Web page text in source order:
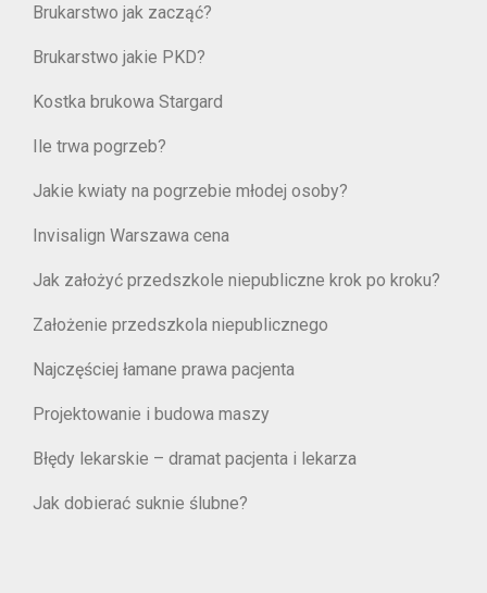
Brukarstwo jak zacząć?
Brukarstwo jakie PKD?
Kostka brukowa Stargard
Ile trwa pogrzeb?
Jakie kwiaty na pogrzebie młodej osoby?
Invisalign Warszawa cena
Jak założyć przedszkole niepubliczne krok po kroku?
Założenie przedszkola niepublicznego
Najczęściej łamane prawa pacjenta
Projektowanie i budowa maszy
Błędy lekarskie – dramat pacjenta i lekarza
Jak dobierać suknie ślubne?